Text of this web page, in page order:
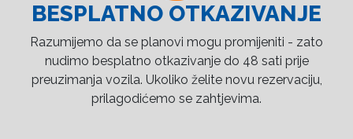
BESPLATNO OTKAZIVANJE
Razumijemo da se planovi mogu promijeniti - zato
nudimo besplatno otkazivanje do 48 sati prije
preuzimanja vozila. Ukoliko želite novu rezervaciju,
prilagodićemo se zahtjevima.